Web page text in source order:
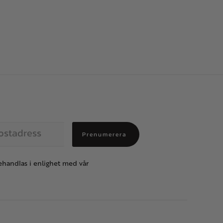
Prenumerera
i enlighet med vår